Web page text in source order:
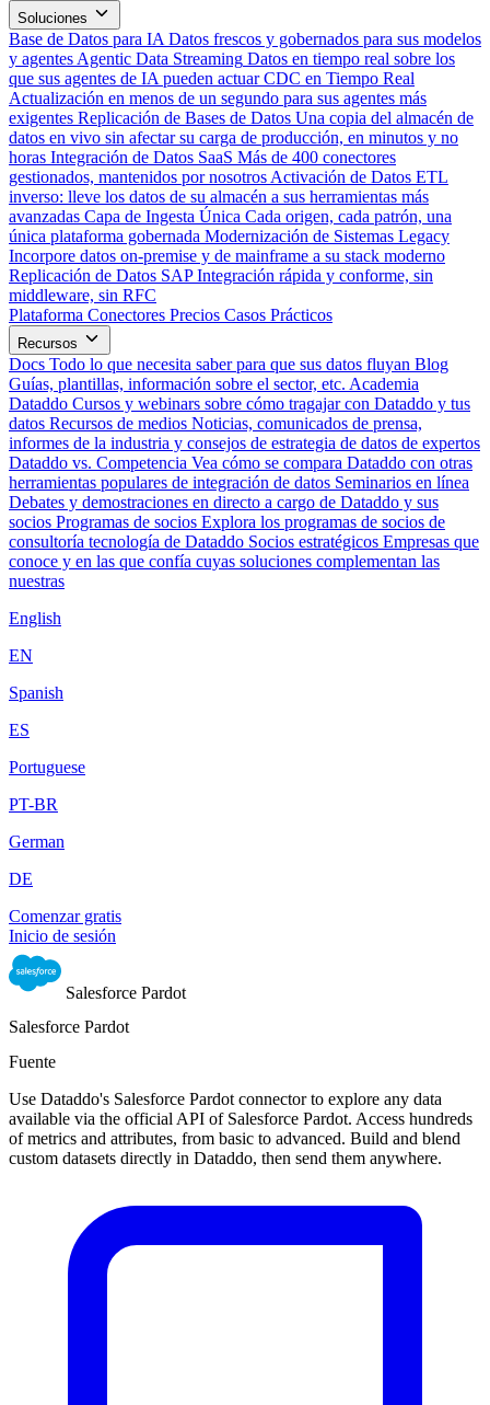
Soluciones
Base de Datos para IA Datos frescos y gobernados para sus modelos
y agentes Agentic Data Streaming Datos en tiempo real sobre los
que sus agentes de IA pueden actuar CDC en Tiempo Real
Actualización en menos de un segundo para sus agentes más
exigentes Replicación de Bases de Datos Una copia del almacén de
datos en vivo sin afectar su carga de producción, en minutos y no
horas Integración de Datos SaaS Más de 400 conectores
gestionados, mantenidos por nosotros Activación de Datos ETL
inverso: lleve los datos de su almacén a sus herramientas más
avanzadas Capa de Ingesta Única Cada origen, cada patrón, una
única plataforma gobernada Modernización de Sistemas Legacy
Incorpore datos on-premise y de mainframe a su stack moderno
Replicación de Datos SAP Integración rápida y conforme, sin
middleware, sin RFC
Plataforma Conectores Precios Casos Prácticos
Recursos
Docs Todo lo que necesita saber para que sus datos fluyan Blog
Guías, plantillas, información sobre el sector, etc. Academia
Dataddo Cursos y webinars sobre cómo tragajar con Dataddo y tus
datos Recursos de medios Noticias, comunicados de prensa,
informes de la industria y consejos de estrategia de datos de expertos
Dataddo vs. Competencia Vea cómo se compara Dataddo con otras
herramientas populares de integración de datos Seminarios en línea
Debates y demostraciones en directo a cargo de Dataddo y sus
socios Programas de socios Explora los programas de socios de
consultoría tecnología de Dataddo Socios estratégicos Empresas que
conoce y en las que confía cuyas soluciones complementan las
nuestras
English
EN
Spanish
ES
Portuguese
PT-BR
German
DE
Comenzar gratis
Inicio de sesión
Salesforce Pardot
Salesforce Pardot
Fuente
Use Dataddo's Salesforce Pardot connector to explore any data
available via the official API of Salesforce Pardot. Access hundreds
of metrics and attributes, from basic to advanced. Build and blend
custom datasets directly in Dataddo, then send them anywhere.